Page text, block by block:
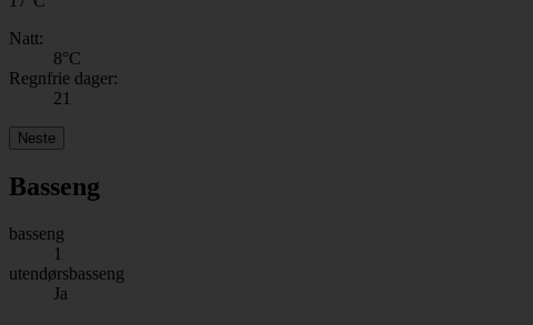
Natt:
8°C
Regnfrie dager:
21
Neste
Basseng
basseng
1
utendørsbasseng
Ja